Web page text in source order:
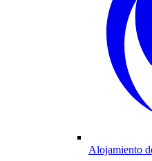
Alojamiento